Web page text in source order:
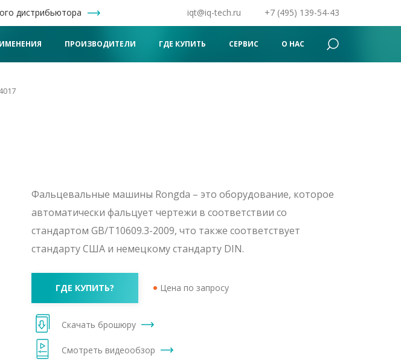
дистрибьютора
iqt@iq-tech.ru +7 (495) 139-54-43
×
ПРОИЗВОДИТЕЛИ ГДЕ КУПИТЬ СЕРВИС О НАС
Фальцевальные машины Rongda – это оборудование, которое
автоматически фальцует чертежи в соответствии со
стандартом GB/T10609.3-2009, что также соответствует
стандарту США и немецкому стандарту DIN.
ГДЕ КУПИТЬ? Цена по запросу
Скачать брошюру
Смотреть видеообзор